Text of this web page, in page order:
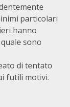
particolari
hanno
sono
di tentato
futili motivi.